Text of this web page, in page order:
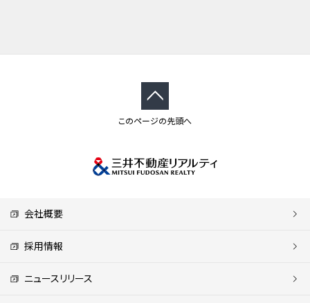
このページの先頭へ
会社概要
採用情報
ニュースリリース